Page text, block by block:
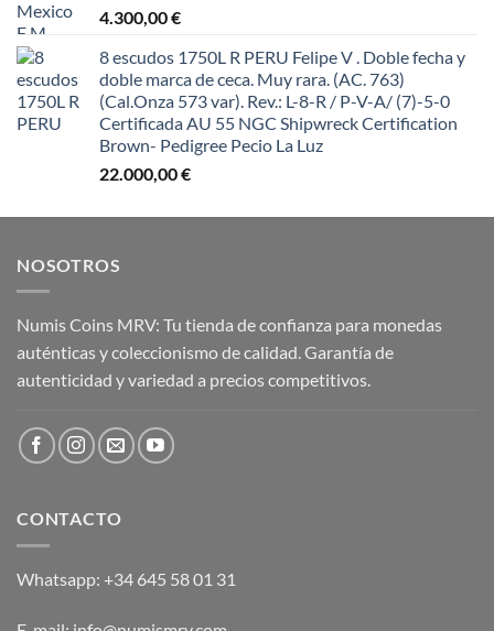
4.300,00€
8 escudos 1750L R PERU Felipe V . Doble fecha y
doble marca de ceca. Muy rara. (AC. 763)
(Cal.Onza 573 var). Rev.: L-8-R / P-V-A/ (7)-5-0
Certificada AU 55 NGC Shipwreck Certification
Brown- Pedigree Pecio La Luz
22.000,00€
NOSOTROS
Numis Coins MRV: Tu tienda de confianza para monedas
auténticas y coleccionismo de calidad. Garantía de
autenticidad y variedad a precios competitivos.
CONTACTO
Whatsapp: +34 645 58 01 31